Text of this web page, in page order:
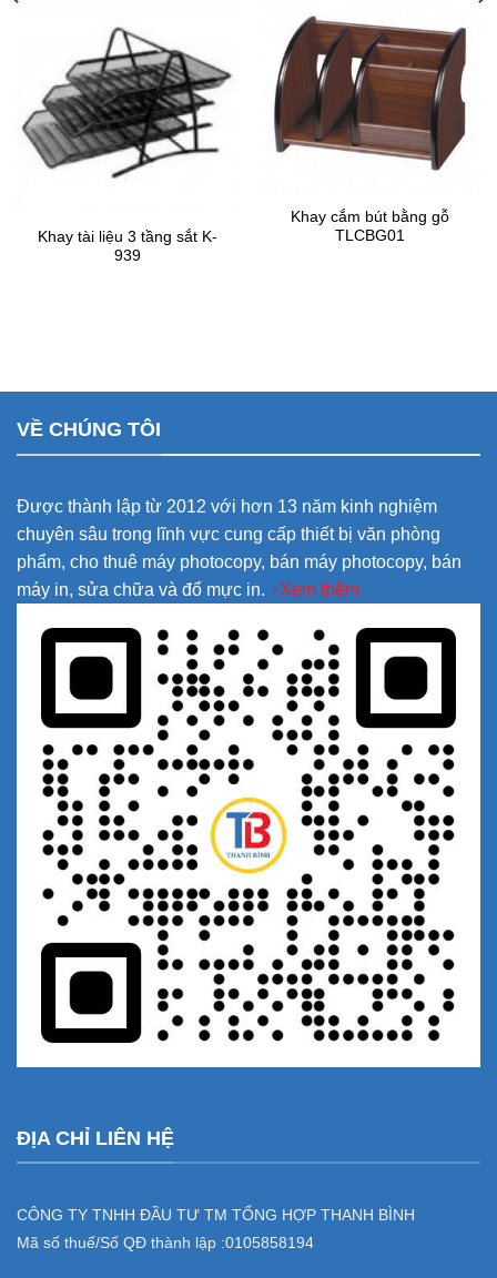
Khay tài liệu 3 tầng sắt K-
939
Khay cắm bút bằng gỗ
TLCBG01
VỀ CHÚNG TÔI
Được thành lập từ 2012 với hơn 13 năm kinh nghiệm
chuyên sâu trong lĩnh vực cung cấp thiết bị văn phòng
phẩm, cho thuê máy photocopy, bán máy photocopy, bán
máy in, sửa chữa và đổ mực in. +Xem thêm
ĐỊA CHỈ LIÊN HỆ
CÔNG TY TNHH ĐẦU TƯ TM TỔNG HỢP THANH BÌNH
Mã số thuế/Số QĐ thành lập :0105858194